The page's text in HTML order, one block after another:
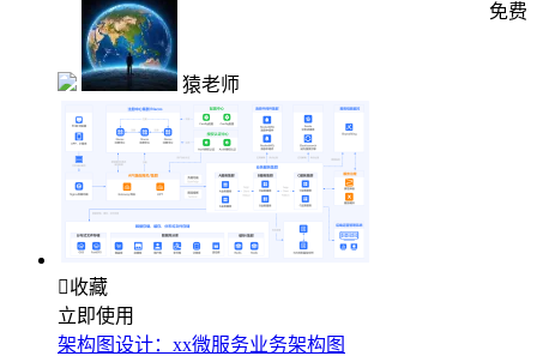
猿老师
免费
收藏
立即使用
架构图设计：xx微服务业务架构图